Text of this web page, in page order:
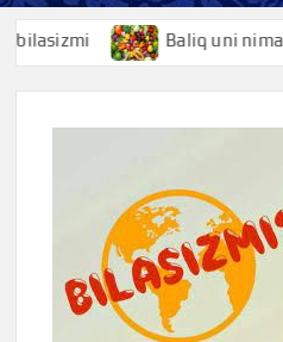
Baliq uni nimani